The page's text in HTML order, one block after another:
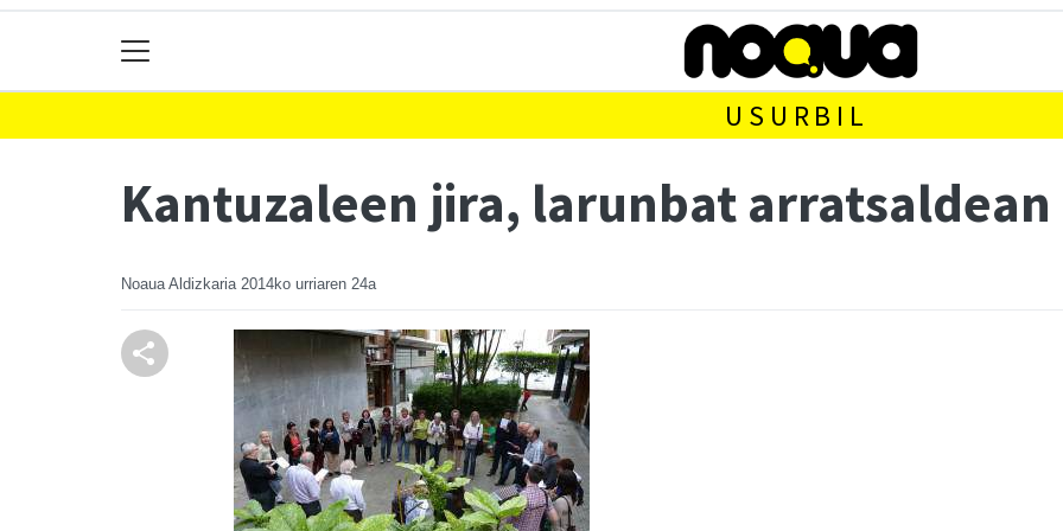
USURBIL
Kantuzaleen jira, larunbat arratsaldean
Noaua Aldizkaria 2014ko urriaren 24a